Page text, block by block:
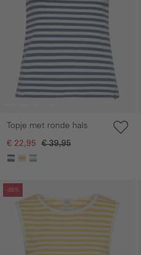
Topje met ronde hals
€ 22,95 € 39,95
-45%
overslaan